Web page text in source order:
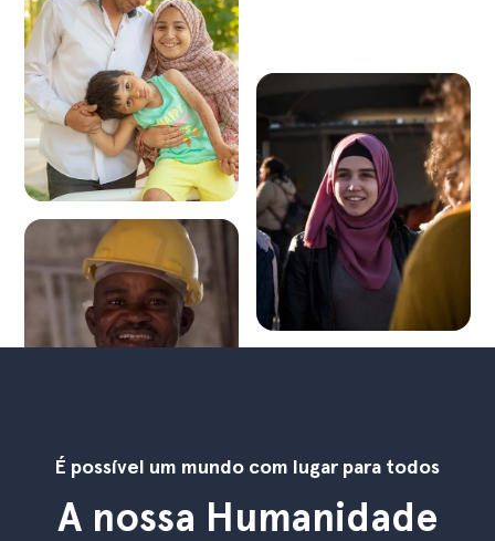
É possível um mundo com lugar para todos
A nossa Humanidade